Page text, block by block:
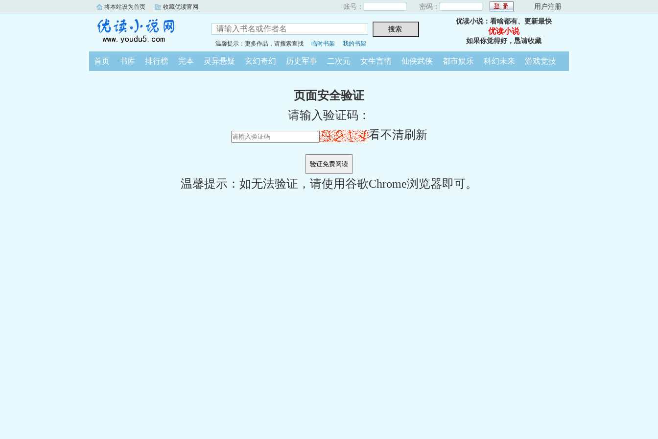
将本站设为首页 收藏优读官网 账号： 密码： 用户注册
温馨提示：更多作品，请搜索查找 临时书架 我的书架
优读小说：看啥都有、更新最快
优读小说
如果你觉得好，恳请收藏
首页 书库 排行榜 完本 灵异悬疑 玄幻奇幻 历史军事 二次元 女生言情 仙侠武侠 都市娱乐 科幻未来 游戏竞技
页面安全验证
请输入验证码：
看不清刷新
温馨提示：如无法验证，请使用谷歌Chrome浏览器即可。